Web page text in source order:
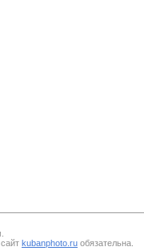
kubanphoto.ru обязательна.